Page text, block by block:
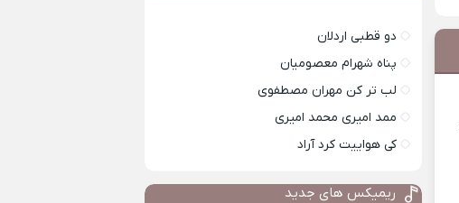
دو قطبی اردلان
پناه شهرام معصومیان
لب تر کن مهران مصطفوی
ممد امیری محمد امیری
کی هواییت کرد آراد
ریمیکس های جدید